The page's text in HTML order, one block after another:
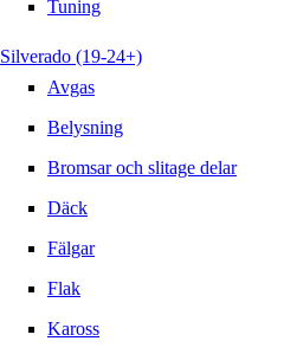
Tuning
Silverado (19-24+)
Avgas
Belysning
Bromsar och slitage delar
Däck
Fälgar
Flak
Kaross